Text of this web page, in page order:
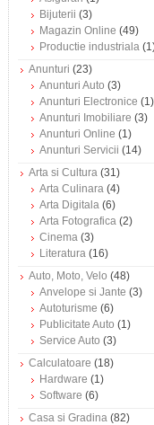
Bijuterii (3)
Magazin Online (49)
Productie industriala
Anunturi (23)
Anunturi Auto (3)
Anunturi Electronice (1)
Anunturi Imobiliare (3)
Anunturi Online (1)
Anunturi Servicii (14)
Arta si Cultura (31)
Arta Culinara (4)
Arta Digitala (6)
Arta Fotografica (2)
Cinema (3)
Literatura (16)
Auto, Moto, Velo (48)
Anvelope si Jante (3)
Autoturisme (6)
Publicitate Auto (1)
Service Auto (3)
Calculatoare (18)
Hardware (1)
Software (6)
Casa si Gradina (82)